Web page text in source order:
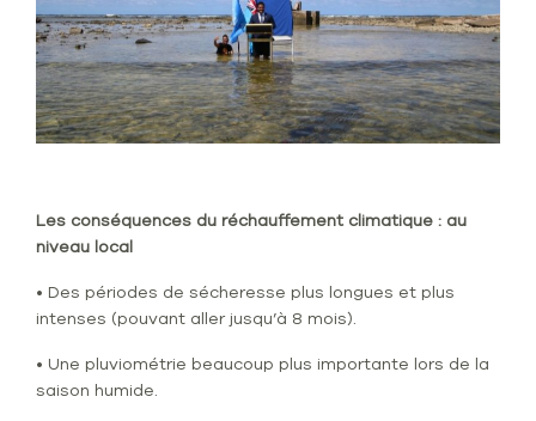
Les conséquences du réchauffement climatique : au
niveau local
• Des périodes de sécheresse plus longues et plus
intenses (pouvant aller jusqu’à 8 mois).
• Une pluviométrie beaucoup plus importante lors de la
saison humide.